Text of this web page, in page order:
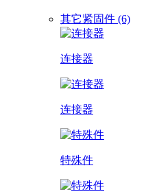
其它紧固件 (6)
连接器
连接器
特殊件